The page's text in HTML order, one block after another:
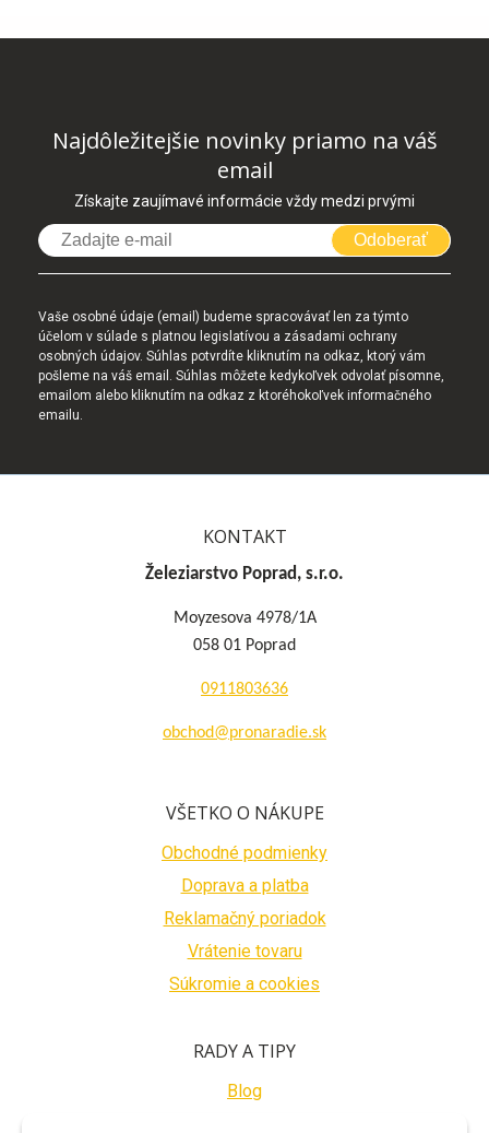
Najdôležitejšie novinky priamo na váš
email
Získajte zaujímavé informácie vždy medzi prvými
Odoberať
Vaše osobné údaje (email) budeme spracovávať len za týmto
účelom v súlade s platnou legislatívou a zásadami ochrany
osobných údajov. Súhlas potvrdíte kliknutím na odkaz, ktorý vám
pošleme na váš email. Súhlas môžete kedykoľvek odvolať písomne,
emailom alebo kliknutím na odkaz z ktoréhokoľvek informačného
emailu.
KONTAKT
Železiarstvo Poprad, s.r.o.
Moyzesova 4978/1A
058 01 Poprad
0911803636
obchod@pronaradie.sk
VŠETKO O NÁKUPE
Obchodné podmienky
Doprava a platba
Reklamačný poriadok
Vrátenie tovaru
Súkromie a cookies
RADY A TIPY
Blog